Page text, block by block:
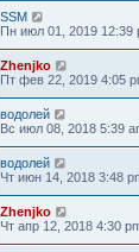
SSM
Пн июл 01, 2019 12:39
Zhenjko
Пт фев 22, 2019 4:05
водолей
Вс июл 08, 2018 5:39
водолей
Чт июн 14, 2018 3:48
Zhenjko
Чт апр 12, 2018 4:30